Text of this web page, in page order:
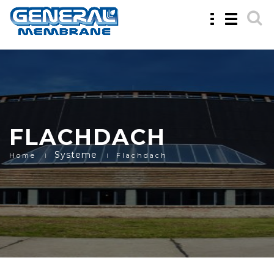
ToggleToggle
FLACHDACH
Home Systeme Flachdach